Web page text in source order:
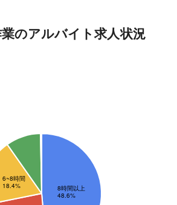
のアルバイト求人状況